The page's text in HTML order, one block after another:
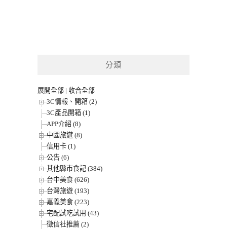
分類
展開全部 | 收合全部
3C情報、開箱 (2)
3C產品開箱 (1)
APP介紹 (8)
中國旅遊 (8)
信用卡 (1)
公告 (6)
其他縣市食記 (384)
台中美食 (626)
台灣旅遊 (193)
嘉義美食 (223)
宅配試吃試用 (43)
徵信社推薦 (2)